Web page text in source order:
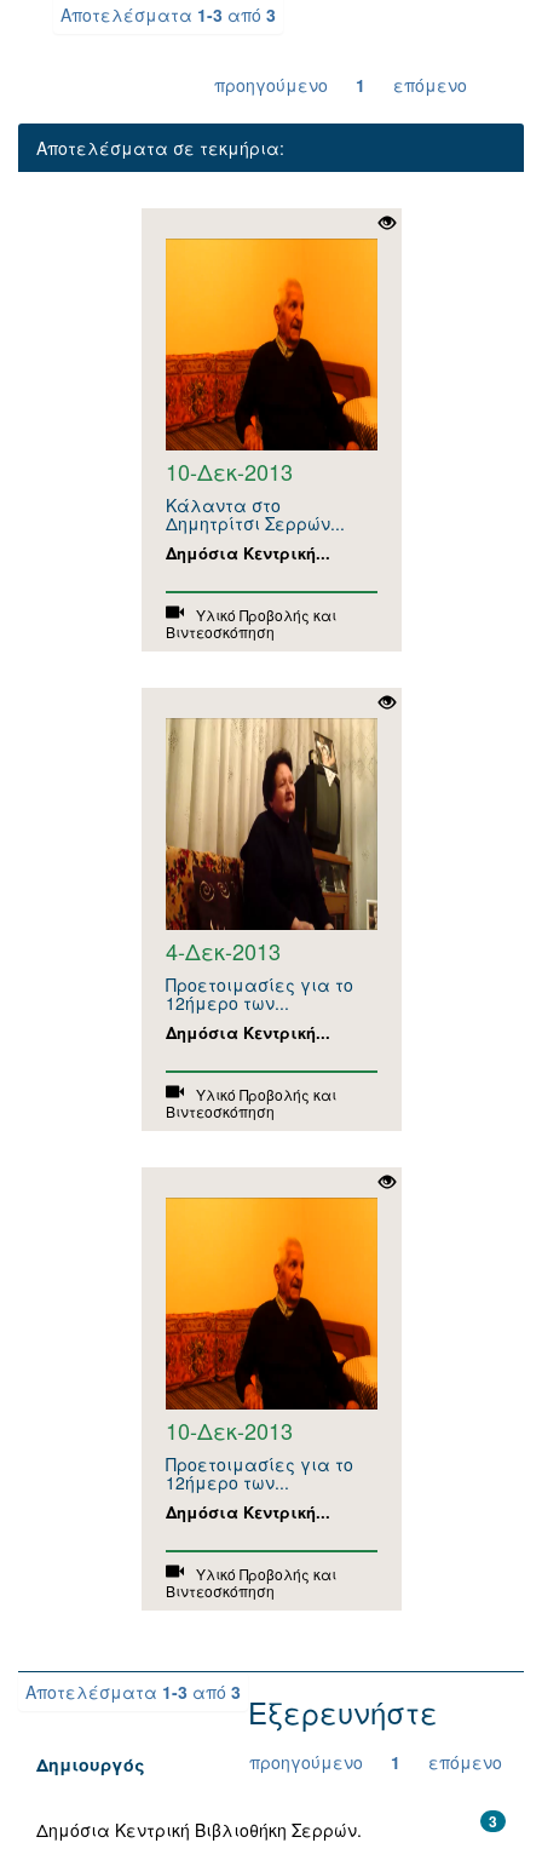
Αποτελέσματα 1-3 από 3
προηγούμενο 1 επόμενο
Αποτελέσματα σε τεκμήρια:
10-Δεκ-2013
Κάλαντα στο
Δημητρίτσι Σερρών...
Δημόσια Κεντρική...
Υλικό Προβολής και
Βιντεοσκόπηση
4-Δεκ-2013
Προετοιμασίες για το
12ήμερο των...
Δημόσια Κεντρική...
Υλικό Προβολής και
Βιντεοσκόπηση
10-Δεκ-2013
Προετοιμασίες για το
12ήμερο των...
Δημόσια Κεντρική...
Υλικό Προβολής και
Βιντεοσκόπηση
Αποτελέσματα 1-3 από 3
προηγούμενο 1 επόμενο
Εξερευνήστε
Δημιουργός
3
Δημόσια Κεντρική Βιβλιοθήκη Σερρών.